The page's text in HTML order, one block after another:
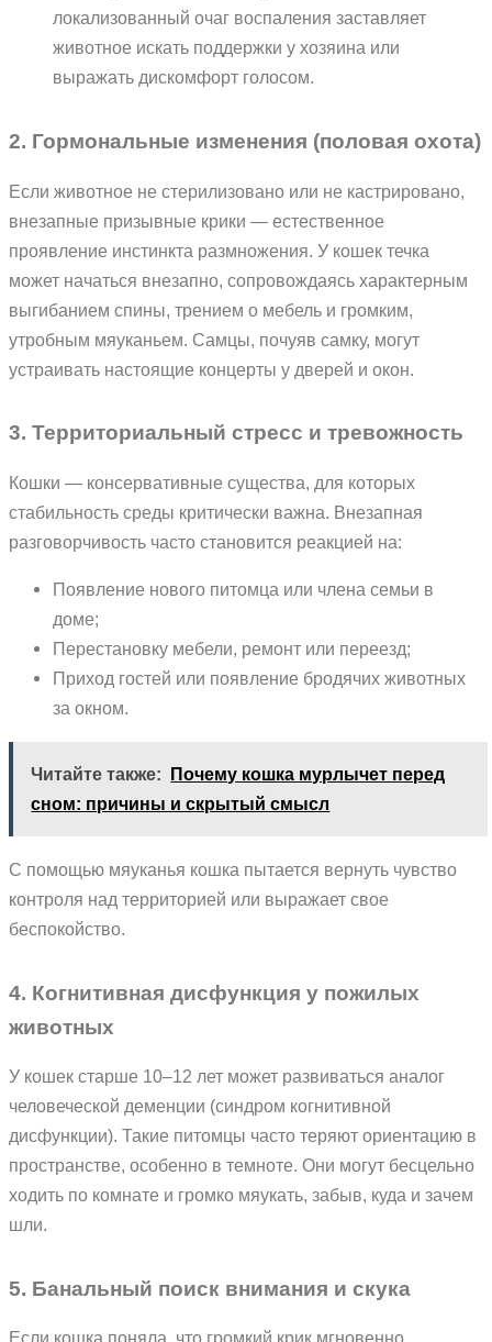
локализованный очаг воспаления заставляет
животное искать поддержки у хозяина или
выражать дискомфорт голосом.
2. Гормональные изменения (половая охота)
Если животное не стерилизовано или не кастрировано,
внезапные призывные крики — естественное
проявление инстинкта размножения. У кошек течка
может начаться внезапно, сопровождаясь характерным
выгибанием спины, трением о мебель и громким,
утробным мяуканьем. Самцы, почуяв самку, могут
устраивать настоящие концерты у дверей и окон.
3. Территориальный стресс и тревожность
Кошки — консервативные существа, для которых
стабильность среды критически важна. Внезапная
разговорчивость часто становится реакцией на:
Появление нового питомца или члена семьи в
доме;
Перестановку мебели, ремонт или переезд;
Приход гостей или появление бродячих животных
за окном.
Читайте также:
Почему кошка мурлычет перед
сном: причины и скрытый смысл
С помощью мяуканья кошка пытается вернуть чувство
контроля над территорией или выражает свое
беспокойство.
4. Когнитивная дисфункция у пожилых
животных
У кошек старше 10–12 лет может развиваться аналог
человеческой деменции (синдром когнитивной
дисфункции). Такие питомцы часто теряют ориентацию в
пространстве, особенно в темноте. Они могут бесцельно
ходить по комнате и громко мяукать, забыв, куда и зачем
шли.
5. Банальный поиск внимания и скука
Если кошка поняла, что громкий крик мгновенно